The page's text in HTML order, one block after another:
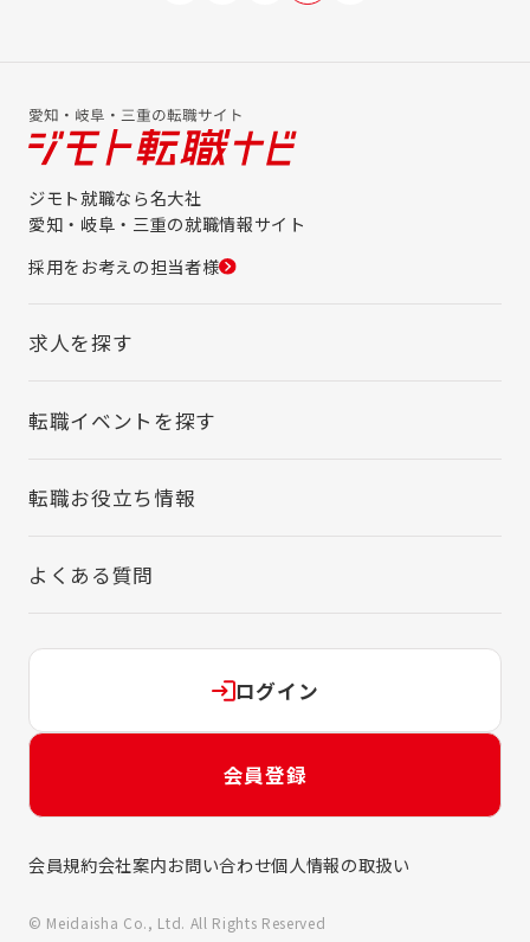
ジモト就職なら名大社
愛知・岐阜・三重の就職情報サイト
採用をお考えの担当者様
求人を探す
転職イベントを探す
転職お役立ち情報
よくある質問
ログイン
会員登録
会員規約会社案内お問い合わせ個人情報の取扱い
© Meidaisha Co., Ltd. All Rights Reserved